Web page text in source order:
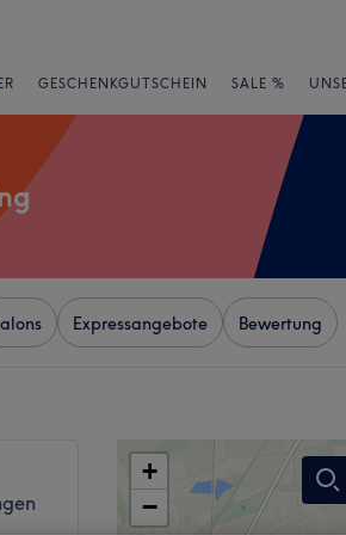
GESCHENKGUTSCHEIN SALE %
Expressangebote Bewertung
+
−